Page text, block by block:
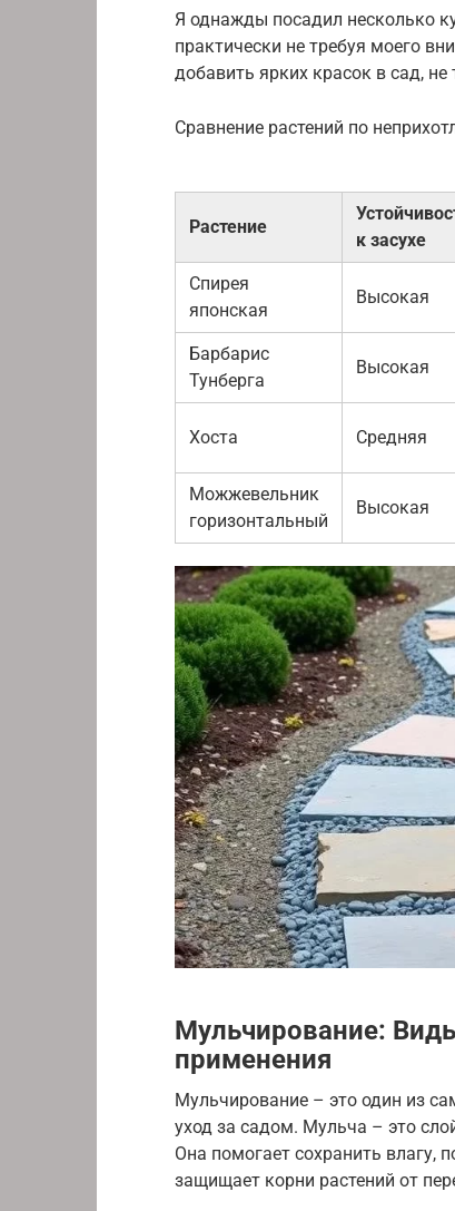
Я однажды посадил несколько
практически не требуя моего
добавить ярких красок в сад,
Сравнение растений по
Растение
к засухе
Спирея
японская
Высокая
Барбарис
Тунберга
Высокая
Хоста Средняя
Можжевельник
горизонтальный
Высокая
Мульчирование:
применения
Мульчирование – это один из
уход за садом. Мульча – это
Она помогает сохранить влагу,
защищает корни растений от